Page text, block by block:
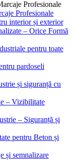
Profesionale
interior și exterior
– Orice Formă
pentru toate
pardoseli
și siguranță cu
– Vizibilitate
– Siguranță și
pentru Beton și
și semnalizare